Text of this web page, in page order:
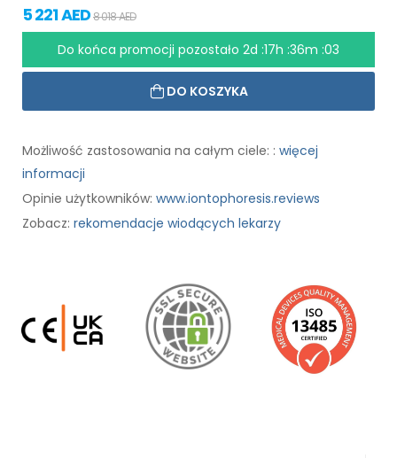
5 221 AED8 018 AED
Do końca promocji pozostało2d :17h :36m :01
DO KOSZYKA
Możliwość zastosowania na całym ciele: : więcej
informacji
Opinie użytkowników: www.iontophoresis.reviews
Zobacz: rekomendacje wiodących lekarzy